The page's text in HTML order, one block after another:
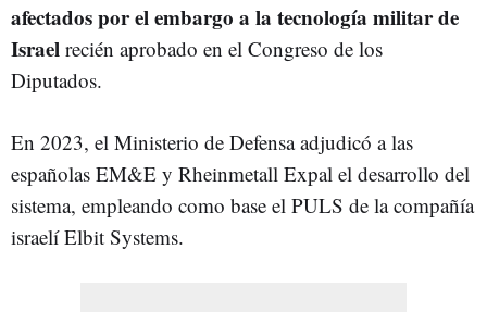
afectados por el embargo a la tecnología militar de
Israel recién aprobado en el Congreso de los
Diputados.
En 2023, el Ministerio de Defensa adjudicó a las
españolas EM&E y Rheinmetall Expal el desarrollo del
sistema, empleando como base el PULS de la compañía
israelí Elbit Systems.